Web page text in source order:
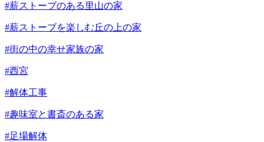
#薪ストーブのある里山の家
#薪ストーブを楽しむ丘の上の家
#街の中の幸せ家族の家
#西宮
#解体工事
#趣味室と書斎のある家
#足場解体